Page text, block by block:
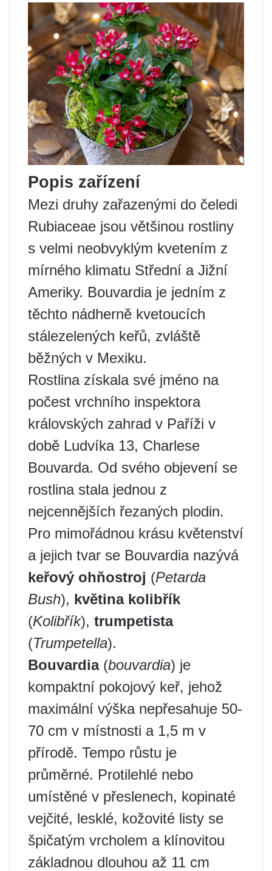
Popis zařízení
Mezi druhy zařazenými do čeledi
Rubiaceae jsou většinou rostliny
s velmi neobvyklým kvetením z
mírného klimatu Střední a Jižní
Ameriky. Bouvardia je jedním z
těchto nádherně kvetoucích
stálezelených keřů, zvláště
běžných v Mexiku.
Rostlina získala své jméno na
počest vrchního inspektora
královských zahrad v Paříži v
době Ludvíka 13, Charlese
Bouvarda. Od svého objevení se
rostlina stala jednou z
nejcennějších řezaných plodin.
Pro mimořádnou krásu květenství
a jejich tvar se Bouvardia nazývá
keřový ohňostroj (Petarda
Bush), květina kolibřík
(Kolibřík), trumpetista
(Trumpetella).
Bouvardia(bouvardia) je
kompaktní pokojový keř, jehož
maximální výška nepřesahuje 50-
70 cm v místnosti a 1,5 m v
přírodě. Tempo růstu je
průměrné. Protilehlé nebo
umístěné v přeslenech, kopinaté
vejčité, lesklé, kožovité listy se
špičatým vrcholem a klínovitou
základnou dlouhou až 11 cm